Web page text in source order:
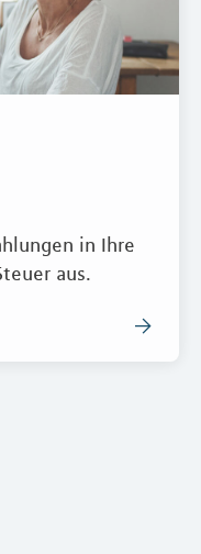
in Ihre
aus.